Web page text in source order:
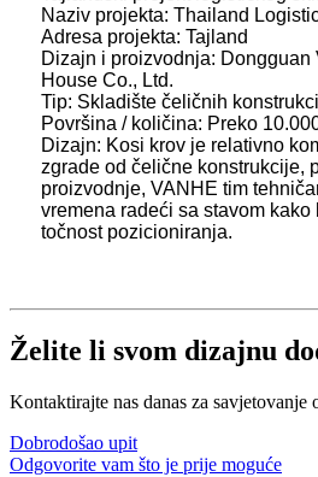
Naziv projekta: Thailand
Adresa projekta: Tajland
Dizajn i proizvodnja: Dongguan
House Co., Ltd.
Tip: Skladište čeličnih
Površina / količina: Preko
Dizajn: Kosi krov je relativno
zgrade od čelične konstrukcije,
proizvodnje, VANHE tim
vremena radeći sa stavom kako
točnost pozicioniranja.
Želite li svom dizajnu
Kontaktirajte nas danas za savjetovanje
Dobrodošao upit
Odgovorite vam što je prije moguće